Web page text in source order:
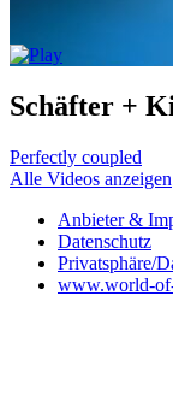
Schäfter +
Perfectly coupled
Alle Videos anzeigen
Anbieter &
Datenschutz
Privatsphäre/
www.world-